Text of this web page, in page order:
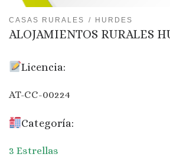
CASAS RURALES HURDES
ALOJAMIENTOS RURALES
Licencia:
AT-CC-00224
Categoría:
3 Estrellas